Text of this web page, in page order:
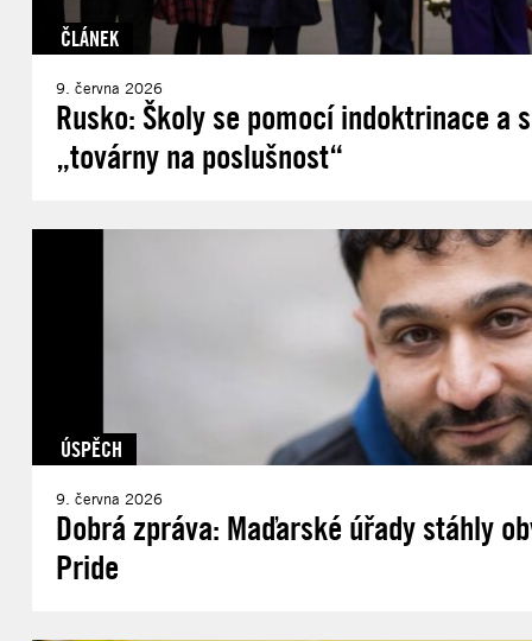
ČLÁNEK
9. června 2026
Rusko: Školy se pomocí indoktrinace a
„továrny na poslušnost“
ÚSPĚCH
9. června 2026
Dobrá zpráva: Maďarské úřady stáhly
Pride